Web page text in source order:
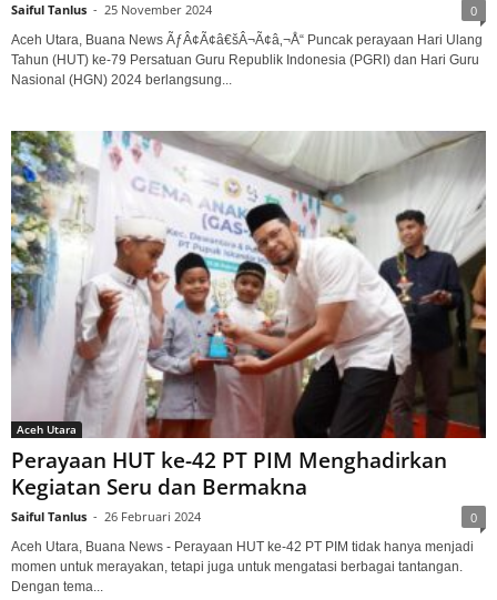
Saiful Tanlus - 25 November 2024 0
Aceh Utara, Buana News ÃƒÂ¢Ã¢â€šÂ¬Ã¢â‚¬Å“ Puncak perayaan Hari Ulang
Tahun (HUT) ke-79 Persatuan Guru Republik Indonesia (PGRI) dan Hari Guru
Nasional (HGN) 2024 berlangsung...
Aceh Utara
Perayaan HUT ke-42 PT PIM Menghadirkan
Kegiatan Seru dan Bermakna
Saiful Tanlus - 26 Februari 2024 0
Aceh Utara, Buana News - Perayaan HUT ke-42 PT PIM tidak hanya menjadi
momen untuk merayakan, tetapi juga untuk mengatasi berbagai tantangan.
Dengan tema...